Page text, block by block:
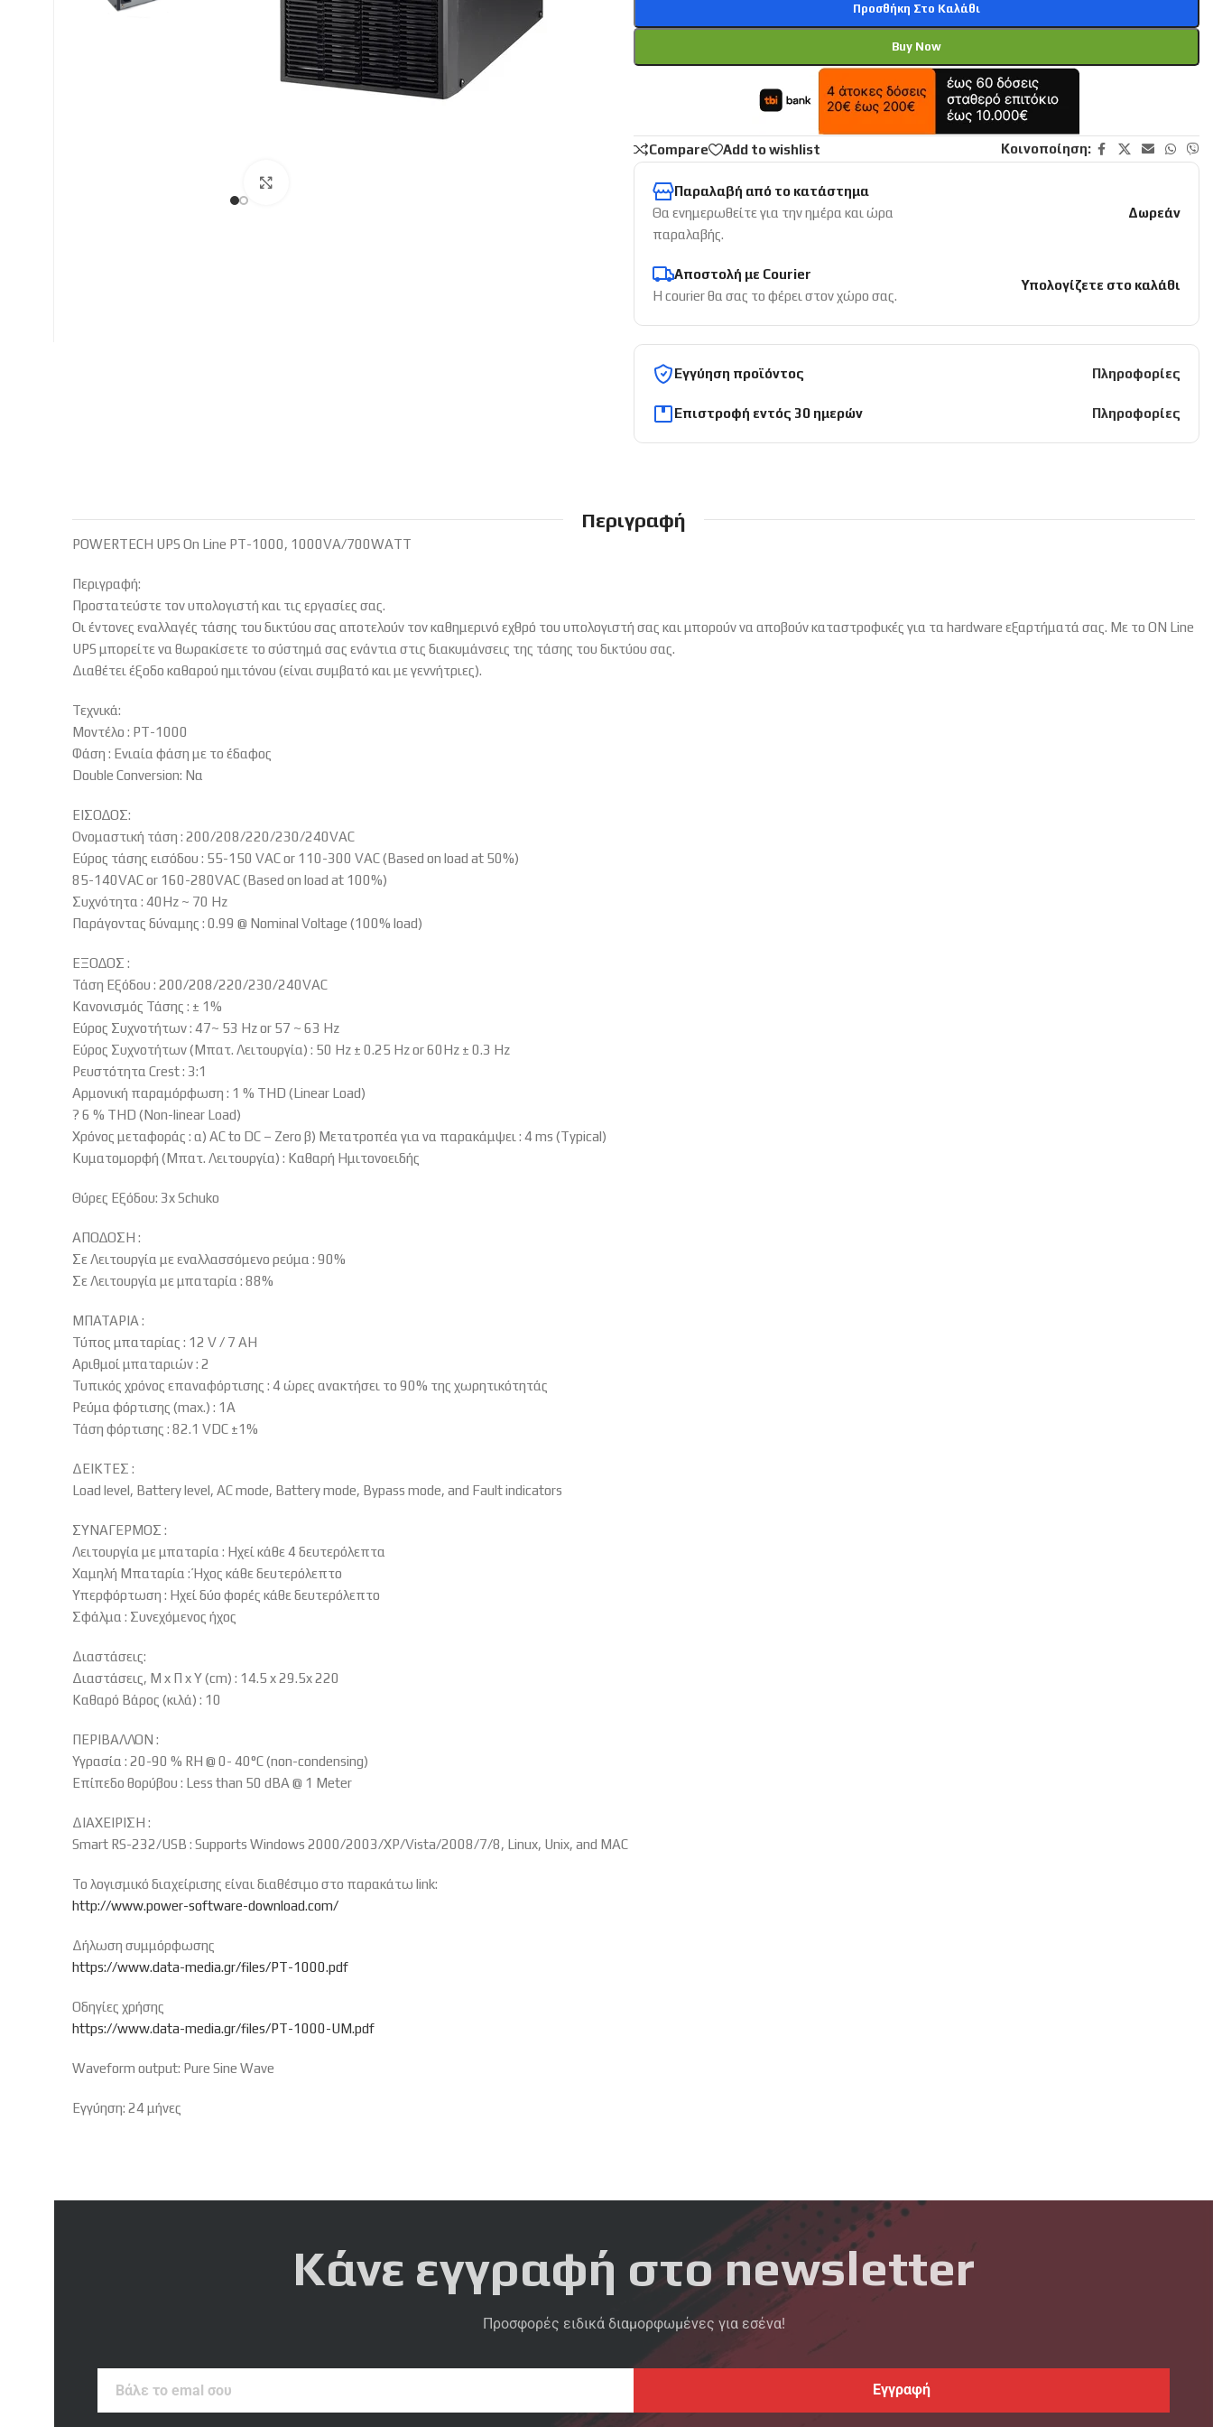
Προσθήκη Στο Καλάθι
Buy Now
Compare Add to wishlist Κοινοποίηση:
Παραλαβή από το κατάστημα
Θα ενημερωθείτε για την ημέρα και ώρα
παραλαβής.
Δωρεάν
Αποστολή με Courier
Η courier θα σας το φέρει στον χώρο σας.
Υπολογίζετε στο καλάθι
Εγγύηση προϊόντος Πληροφορίες
Επιστροφή εντός 30 ημερών Πληροφορίες
Περιγραφή
POWERTECH UPS On Line PT-1000, 1000VA/700WATT
Περιγραφή:
Προστατεύστε τον υπολογιστή και τις εργασίες σας.
Οι έντονες εναλλαγές τάσης του δικτύου σας αποτελούν τον καθημερινό εχθρό του υπολογιστή σας και μπορούν να αποβούν καταστροφικές για τα hardware εξαρτήματά σας. Με το ON Line
UPS μπορείτε να θωρακίσετε το σύστημά σας ενάντια στις διακυμάνσεις της τάσης του δικτύου σας.
Διαθέτει έξοδο καθαρού ημιτόνου (είναι συμβατό και με γεννήτριες).
Τεχνικά:
Μοντέλο : PT-1000
Φάση : Ενιαία φάση με το έδαφος
Double Conversion: Να
ΕΙΣΟΔΟΣ:
Ονομαστική τάση : 200/208/220/230/240VAC
Εύρος τάσης εισόδου : 55-150 VAC or 110-300 VAC (Based on load at 50%)
85-140VAC or 160-280VAC (Based on load at 100%)
Συχνότητα : 40Hz ~ 70 Hz
Παράγοντας δύναμης : 0.99 @ Nominal Voltage (100% load)
ΕΞΟΔΟΣ :
Τάση Εξόδου : 200/208/220/230/240VAC
Κανονισμός Τάσης : ± 1%
Εύρος Συχνοτήτων : 47~ 53 Hz or 57 ~ 63 Hz
Εύρος Συχνοτήτων (Μπατ. Λειτουργία) : 50 Hz ± 0.25 Hz or 60Hz ± 0.3 Hz
Ρευστότητα Crest : 3:1
Αρμονική παραμόρφωση : 1 % THD (Linear Load)
? 6 % THD (Non-linear Load)
Χρόνος μεταφοράς : α) AC to DC – Zero β) Μετατροπέα για να παρακάμψει : 4 ms (Typical)
Κυματομορφή (Μπατ. Λειτουργία) : Καθαρή Ημιτονοειδής
Θύρες Εξόδου: 3x Schuko
ΑΠΟΔΟΣΗ :
Σε Λειτουργία με εναλλασσόμενο ρεύμα : 90%
Σε Λειτουργία με μπαταρία : 88%
ΜΠΑΤΑΡΙΑ :
Τύπος μπαταρίας : 12 V / 7 AH
Αριθμοί μπαταριών : 2
Τυπικός χρόνος επαναφόρτισης : 4 ώρες ανακτήσει το 90% της χωρητικότητάς
Ρεύμα φόρτισης (max.) : 1A
Τάση φόρτισης : 82.1 VDC ±1%
ΔΕΙΚΤΕΣ :
Load level, Battery level, AC mode, Battery mode, Bypass mode, and Fault indicators
ΣΥΝΑΓΕΡΜΟΣ :
Λειτουργία με μπαταρία : Ηχεί κάθε 4 δευτερόλεπτα
Χαμηλή Μπαταρία : Ήχος κάθε δευτερόλεπτο
Υπερφόρτωση : Ηχεί δύο φορές κάθε δευτερόλεπτο
Σφάλμα : Συνεχόμενος ήχος
Διαστάσεις:
Διαστάσεις, Μ x Π x Υ (cm) : 14.5 x 29.5x 220
Καθαρό Βάρος (κιλά) : 10
ΠΕΡΙΒΑΛΛΟΝ :
Υγρασία : 20-90 % RH @ 0- 40°C (non-condensing)
Επίπεδο θορύβου : Less than 50 dBA @ 1 Meter
ΔΙΑΧΕΙΡΙΣΗ :
Smart RS-232/USB : Supports Windows 2000/2003/XP/Vista/2008/7/8, Linux, Unix, and MAC
Το λογισμικό διαχείρισης είναι διαθέσιμο στο παρακάτω link:
http://www.power-software-download.com/
Δήλωση συμμόρφωσης
https://www.data-media.gr/files/PT-1000.pdf
Οδηγίες χρήσης
https://www.data-media.gr/files/PT-1000-UM.pdf
Waveform output: Pure Sine Wave
Εγγύηση: 24 μήνες
Κάνε εγγραφή στο newsletter
Προσφορές ειδικά διαμορφωμένες για εσένα!